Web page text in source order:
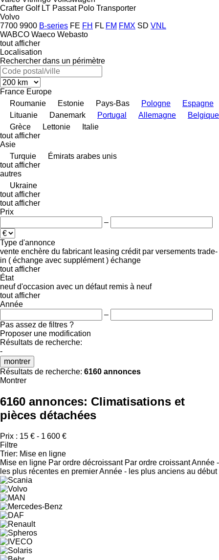
Crafter Golf LT Passat Polo Transporter
Volvo
7700 9900 B-series FE FH FL FM FMX SD VNL
WABCO Waeco Webasto
tout afficher
Localisation
Rechercher dans un périmètre
France Europe
Roumanie
Estonie Pays-Bas Pologne
Espagne
Lituanie
Danemark Portugal Allemagne
Belgique
Grèce
Lettonie
Italie
tout afficher
Asie
Turquie
Émirats arabes unis
tout afficher
autres
Ukraine
tout afficher
tout afficher
Prix
–
Type d'annonce
vente enchère du fabricant leasing crédit par versements trade-
in ( échange avec supplément ) échange
tout afficher
État
neuf d'occasion avec un défaut remis à neuf
tout afficher
Année
–
Pas assez de filtres ?
Proposer une modification
Résultats de recherche:
-
montrer
Résultats de recherche: 6160 annonces
Montrer
6160 annonces: Climatisations et
pièces détachées
Prix : 15 € - 1 600 €
Filtre
Trier: Mise en ligne
Mise en ligne Par ordre décroissant Par ordre croissantAnnée -
les plus récentes en premierAnnée - les plus anciens au début